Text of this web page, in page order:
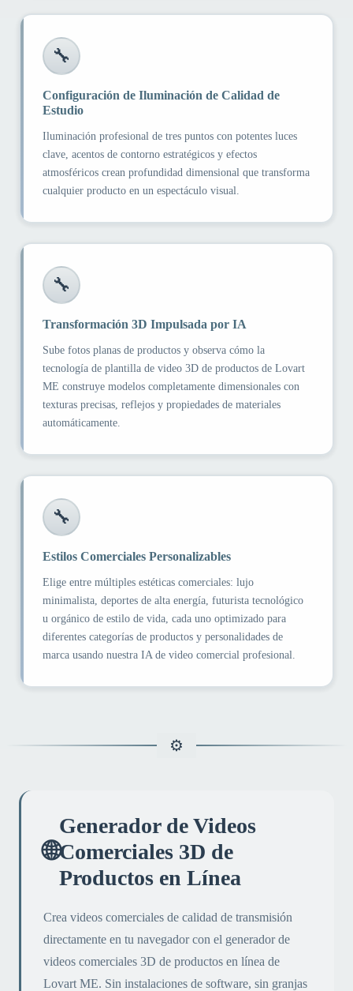
🔧
Configuración de Iluminación de Calidad de
Estudio
Iluminación profesional de tres puntos con potentes luces
clave, acentos de contorno estratégicos y efectos
atmosféricos crean profundidad dimensional que transforma
cualquier producto en un espectáculo visual.
🔧
Transformación 3D Impulsada por IA
Sube fotos planas de productos y observa cómo la
tecnología de plantilla de video 3D de productos de Lovart
ME construye modelos completamente dimensionales con
texturas precisas, reflejos y propiedades de materiales
automáticamente.
🔧
Estilos Comerciales Personalizables
Elige entre múltiples estéticas comerciales: lujo
minimalista, deportes de alta energía, futurista tecnológico
u orgánico de estilo de vida, cada uno optimizado para
diferentes categorías de productos y personalidades de
marca usando nuestra IA de video comercial profesional.
🌐
Generador de Videos
Comerciales 3D de
Productos en Línea
Crea videos comerciales de calidad de transmisión
directamente en tu navegador con el generador de
videos comerciales 3D de productos en línea de
Lovart ME. Sin instalaciones de software, sin granjas